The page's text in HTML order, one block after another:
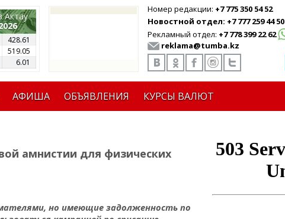
Актау
428.61
519.05
6.01
Номер редакции: +7 775 350 54 52
Новостной отдел: +7 777 259 44 50
Рекламный отдел: +7 778 399 22 62
reklama@tumba.kz
АФИША ОБЪЯВЛЕНИЯ КУРСЫ ВАЛЮТ
амнистии для физических
но имеющие задолженность по